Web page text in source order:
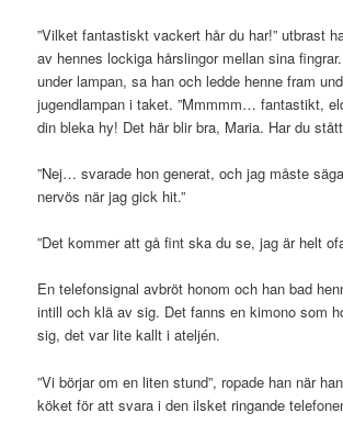
”Vilket fantastiskt vackert hår du har!” utbrast
av hennes lockiga hårslingor mellan sina
under lampan, sa han och ledde henne fram
jugendlampan i taket. ”Mmmmm… fantastikt,
din bleka hy! Det här blir bra, Maria. Har du
”Nej… svarade hon generat, och jag måste
nervös när jag gick hit.”
”Det kommer att gå fint ska du se, jag är helt
En telefonsignal avbröt honom och han bad
intill och klä av sig. Det fanns en kimono som
sig, det var lite kallt i ateljén.
”Vi börjar om en liten stund”, ropade han när
köket för att svara i den ilsket ringande